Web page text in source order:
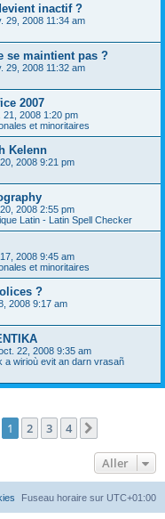
inactif ?
29, 2008 11:34 am
se maintient pas ?
29, 2008 11:32 am
2007
21, 2008 1:20 pm
et minoritaires
Kelenn
2008 9:21 pm
2008 2:55 pm
Latin - Latin Spell Checker
2008 9:45 am
et minoritaires
?
2008 9:17 am
22, 2008 9:35 am
a wirioù evit an darn vrasañ
1 2 3 4
Aller
Fuseau horaire sur UTC+01:00